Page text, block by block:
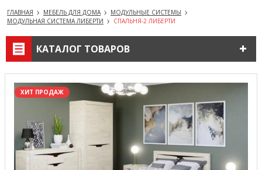
ГЛАВНАЯ МЕБЕЛЬ ДЛЯ ДОМА
МОДУЛЬНЫЕ СИСТЕМЫ
МОДУЛЬНАЯ СИСТЕМА ЛИБЕРТИ
СПАЛЬНЯ-2 ЛИБЕРТИ
КАТАЛОГ ТОВАРОВ
ХИТ ПРОДАЖ